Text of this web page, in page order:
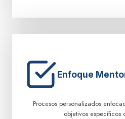
Enfoque
Procesos personalizados
objetivos